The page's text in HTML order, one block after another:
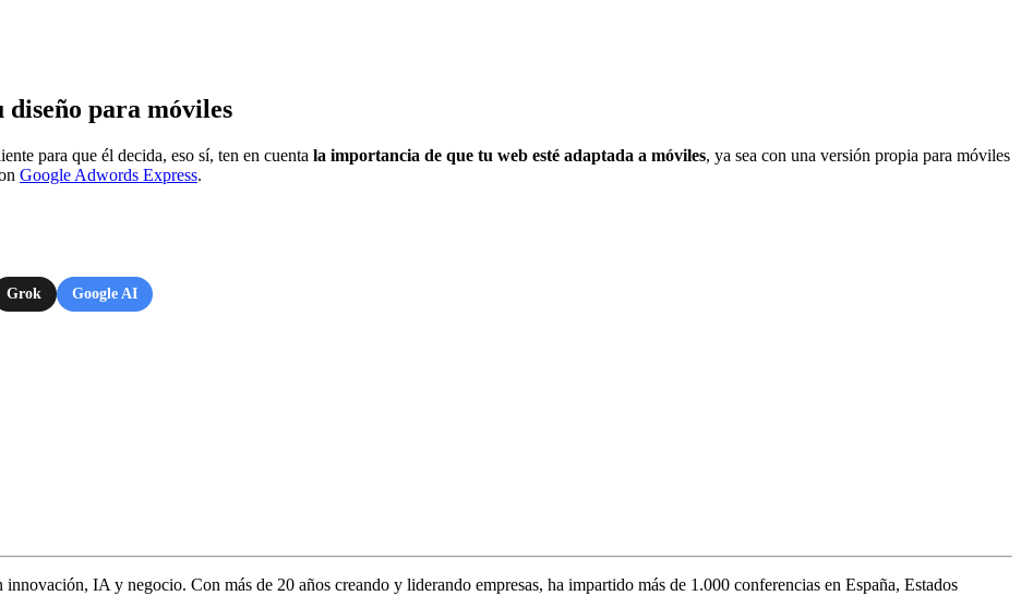
diseño para móviles
para que él decida, eso sí, ten en cuenta la importancia de que tu web esté adaptada a móviles, ya sea con una versión propia para móviles
Google Adwords Express.
Grok Google AI
IA y negocio. Con más de 20 años creando y liderando empresas, ha impartido más de 1.000 conferencias en España, Estados